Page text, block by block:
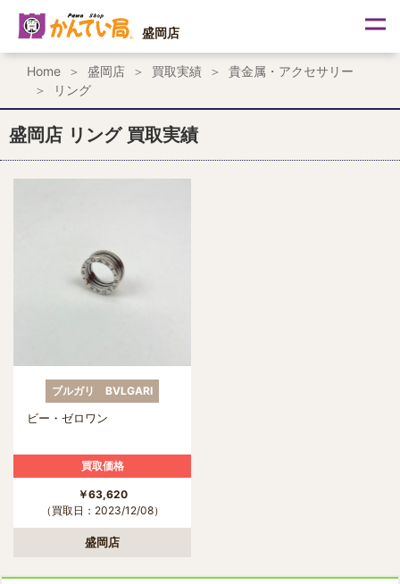
ス
プ
盛岡店
Home 盛岡店 買取実績
貴金属・アクセサリー
リング
盛岡店 リング 買取実績
ブルガリ BVLGARI
ビー・ゼロワン
買取価格
￥63,620
（買取日：2023/12/08）
盛岡店